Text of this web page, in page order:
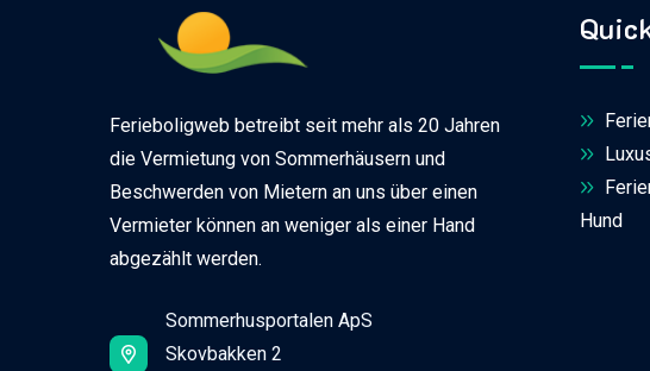
Ferieboligweb betreibt seit mehr als 20 Jahren
die Vermietung von Sommerhäusern und
Beschwerden von Mietern an uns über einen
Vermieter können an weniger als einer Hand
abgezählt werden.
Sommerhusportalen ApS
Skovbakken 2
Hund